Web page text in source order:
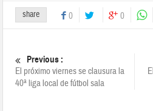
share 0 0
Previous :
El próximo viernes se clausura la
40ª liga local de fútbol sala